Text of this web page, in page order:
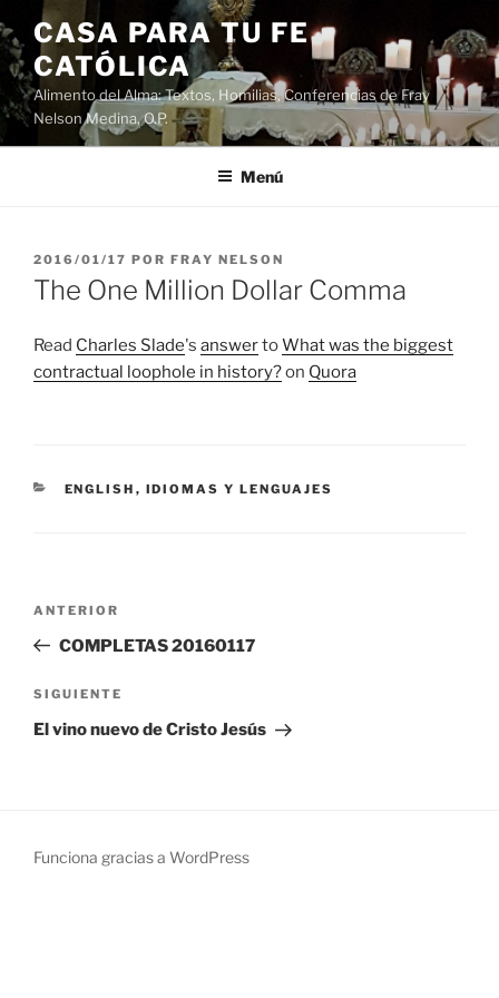
Saltar
al
contenido
CASA PARA TU FE
CATÓLICA
Alimento del Alma: Textos, Homilias, Conferencias de Fray
Nelson Medina, O.P.
Menú
PUBLICADO
EL
2016/01/17 POR FRAY NELSON
The One Million Dollar Comma
Read Charles Slade's answertoWhat was the biggest
contractual loophole in history?on Quora
CATEGORÍAS
ENGLISH , IDIOMAS Y LENGUAJES
entradas
Entrada
anterior:
ANTERIOR
COMPLETAS 20160117
Siguiente
entrada
SIGUIENTE
El vino nuevo de Cristo Jesús
Funciona gracias a WordPress